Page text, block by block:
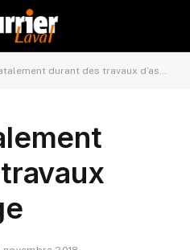
durant des travaux d’asphaltage